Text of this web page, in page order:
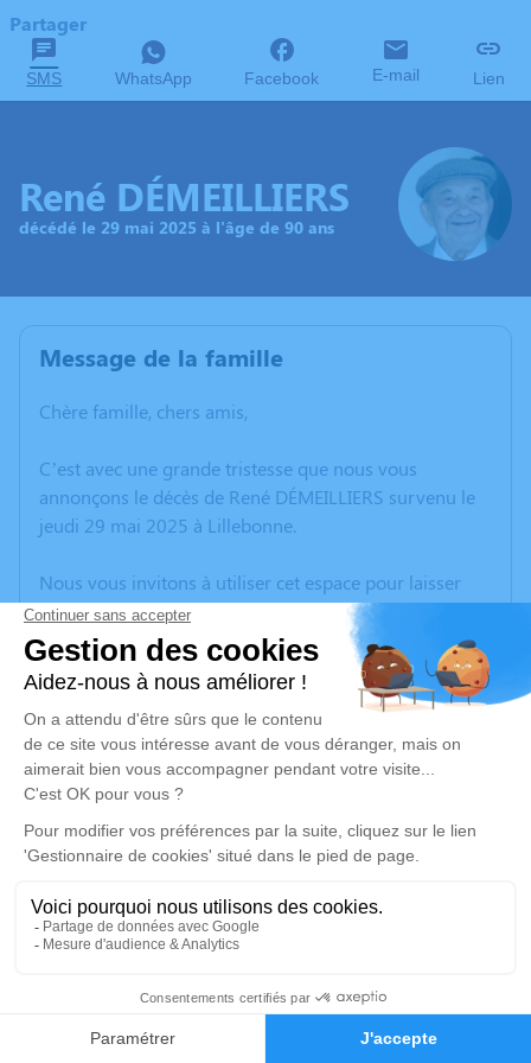
Faire-part Hommages
Partager
SMS WhatsApp Facebook E-mail Lien
René DÉMEILLIERS
décédé le 29 mai 2025 à l'âge de 90 ans
Message de la famille
Chère famille, chers amis,
C’est avec une grande tristesse que nous vous
annonçons le décès de René DÉMEILLIERS survenu le
jeudi 29 mai 2025 à Lillebonne.
Nous vous invitons à utiliser cet espace pour laisser
vos condoléances, partager des photos souvenirs, une
anecdote ou exprimer vos pensées à travers des
poèmes ou des textes. Cet endroit est un lieu
d'expression dédié à honorer la mémoire de René
DÉMEILLIERS.
Un service de plantation d’arbre hommage est
disponible ici.
Je rends hommage
Cérémonie religieuse
Église Saint Michel de Grand-Camp
76170 Grand-Camp